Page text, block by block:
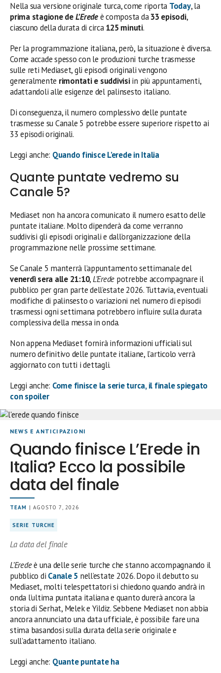
Nella sua versione originale turca, come riporta Today, la
prima stagione deL’Eredeè composta da33 episodi,
ciascuno della durata di circa125 minuti.
Per la programmazione italiana, però, la situazione è diversa.
Come accade spesso con le produzioni turche trasmesse
sulle reti Mediaset, gli episodi originali vengono
generalmente rimontati e suddivisiin più appuntamenti,
adattandoli alle esigenze del palinsesto italiano.
Di conseguenza, il numero complessivo delle puntate
trasmesse su Canale 5 potrebbe essere superiore rispetto ai
33 episodi originali.
Leggi anche: Quando finisce L’erede in Italia
Quante puntate vedremo su
Canale 5?
Mediaset non ha ancora comunicato il numero esatto delle
puntate italiane. Molto dipenderà da come verranno
suddivisi gli episodi originali e dall’organizzazione della
programmazione nelle prossime settimane.
Se Canale 5 manterrà l’appuntamento settimanale del
venerdì sera alle 21:10,L’Erede potrebbe accompagnare il
pubblico per gran parte dell’estate 2026. Tuttavia, eventuali
modifiche di palinsesto o variazioni nel numero di episodi
trasmessi ogni settimana potrebbero influire sulla durata
complessiva della messa in onda.
Non appena Mediaset fornirà informazioni ufficiali sul
numero definitivo delle puntate italiane, l’articolo verrà
aggiornato con tutti i dettagli.
Leggi anche: Come finisce la serie turca, il finale spiegato
con spoiler
NEWS E ANTICIPAZIONI
Quando finisce L’Erede in
Italia? Ecco la possibile
data del finale
TEAM | AGOSTO 7, 2026
SERIE TURCHE
La data del finale
L’Eredeè una delle serie turche che stanno accompagnando il
pubblico di Canale 5 nell’estate 2026. Dopo il debutto su
Mediaset, molti telespettatori si chiedono quando andrà in
onda l’ultima puntata italiana e quanto durerà ancora la
storia di Serhat, Melek e Yildiz. Sebbene Mediaset non abbia
ancora annunciato una data ufficiale, è possibile fare una
stima basandosi sulla durata della serie originale e
sull’adattamento italiano.
Leggi anche: Quante puntate ha